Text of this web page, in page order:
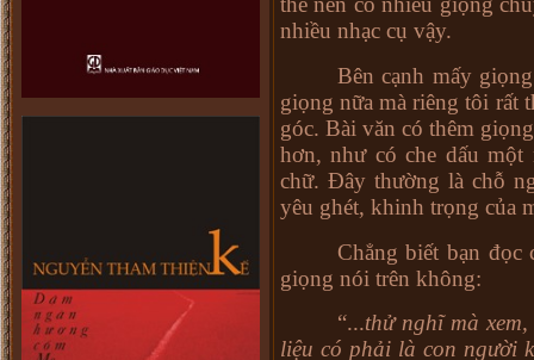
nhiều nhạc cụ vậy.
Bên cạnh mấy
giọng nữa mà riêng tôi rất
góc. Bài văn có thêm
hơn, như có che dấu
chữ. Đây thường là chỗ
yêu ghét, khinh trọng của
Chẳng biết bạn đọc
giọng nói trên không:
“...thử nghĩ mà
liệu có phải là con người